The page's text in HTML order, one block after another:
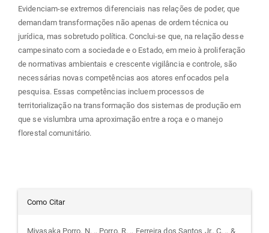
Evidenciam-se extremos diferenciais nas relações de poder, que
demandam transformações não apenas de ordem técnica ou
jurídica, mas sobretudo política. Conclui-se que, na relação desse
campesinato com a sociedade e o Estado, em meio à proliferação
de normativas ambientais e crescente vigilância e controle, são
necessárias novas competências aos atores enfocados pela
pesquisa. Essas competências incluem processos de
territorialização na transformação dos sistemas de produção em
que se vislumbra uma aproximação entre a roça e o manejo
florestal comunitário.
Detalhes
Como Citar
Miyasaka Porro, N. ., Porro, R. ., Ferreira dos Santos Jr., C. ., &